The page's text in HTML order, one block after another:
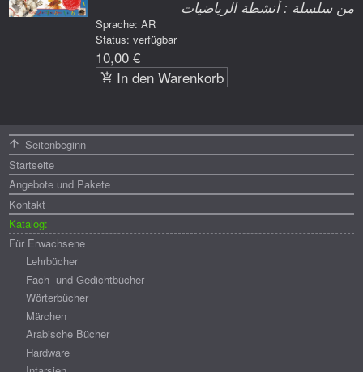
من سلسلة : أنشطة الرياضيات
Sprache: AR
Status: verfügbar
10,00 €
In den Warenkorb
MenüSeitenbeginn
Startseite
Angebote und Pakete
Kontakt
Katalog:
Für Erwachsene
Lehrbücher
Fach- und Gedichtbücher
Wörterbücher
Märchen
Arabische Bücher
Hardware